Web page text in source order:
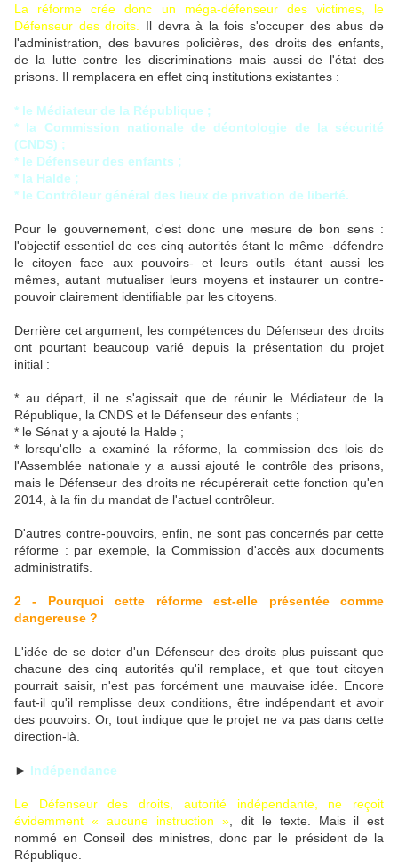
La réforme crée donc un méga-défenseur des victimes, le
Défenseur des droits.
Il devra à la fois s'occuper des abus de
l'administration, des bavures policières, des droits des enfants,
de la lutte contre les discriminations mais aussi de l'état des
prisons. Il remplacera en effet cinq institutions existantes :
* le Médiateur de la République ;
* la Commission nationale de déontologie de la sécurité
(CNDS) ;
* le Défenseur des enfants ;
* la Halde ;
* le Contrôleur général des lieux de privation de liberté.
Pour le gouvernement, c'est donc une mesure de bon sens :
l'objectif essentiel de ces cinq autorités étant le même -défendre
le citoyen face aux pouvoirs- et leurs outils étant aussi les
mêmes, autant mutualiser leurs moyens et instaurer un contre-
pouvoir clairement identifiable par les citoyens.
Derrière cet argument, les compétences du Défenseur des droits
ont pourtant beaucoup varié depuis la présentation du projet
initial :
* au départ, il ne s'agissait que de réunir le Médiateur de la
République, la CNDS et le Défenseur des enfants ;
* le Sénat y a ajouté la Halde ;
* lorsqu'elle a examiné la réforme, la commission des lois de
l'Assemblée nationale y a aussi ajouté le contrôle des prisons,
mais le Défenseur des droits ne récupérerait cette fonction qu'en
2014, à la fin du mandat de l'actuel contrôleur.
D'autres contre-pouvoirs, enfin, ne sont pas concernés par cette
réforme : par exemple, la Commission d'accès aux documents
administratifs.
2 - Pourquoi cette réforme est-elle présentée comme
dangereuse ?
L'idée de se doter d'un Défenseur des droits plus puissant que
chacune des cinq autorités qu'il remplace, et que tout citoyen
pourrait saisir, n'est pas forcément une mauvaise idée. Encore
faut-il qu'il remplisse deux conditions, être indépendant et avoir
des pouvoirs. Or, tout indique que le projet ne va pas dans cette
direction-là.
► Indépendance
Le Défenseur des droits, autorité indépendante, ne reçoit
évidemment « aucune instruction » , dit le texte. Mais il est
nommé en Conseil des ministres, donc par le président de la
République.